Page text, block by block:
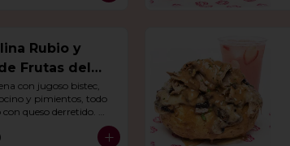
Rubio y
Frutas del
con jugoso bistec,
y pimientos, todo
queso derretido.